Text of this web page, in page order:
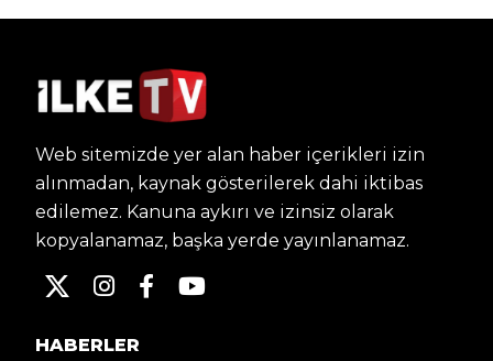
Web sitemizde yer alan haber içerikleri izin
alınmadan, kaynak gösterilerek dahi iktibas
edilemez. Kanuna aykırı ve izinsiz olarak
kopyalanamaz, başka yerde yayınlanamaz.
HABERLER